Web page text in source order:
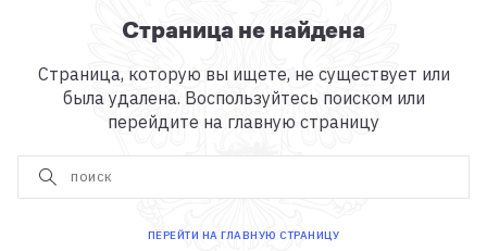
Страница не найдена
Страница, которую вы ищете, не существует или
была удалена. Воспользуйтесь поиском или
перейдите на главную страницу
ПЕРЕЙТИ НА ГЛАВНУЮ СТРАНИЦУ